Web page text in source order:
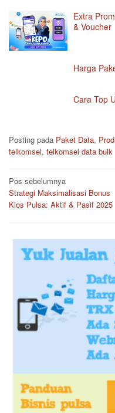
Extra
& Voucher
Harga
Cara Top
Posting pada Paket Data,
telkomsel, telkomsel data bulk
Navigasi
pos
Pos sebelumnya
Strategi Maksimalisasi Bonus
Kios Pulsa: Aktif & Pasif 2025